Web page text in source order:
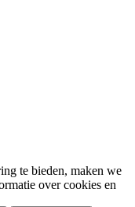
te bieden, maken we
over cookies en